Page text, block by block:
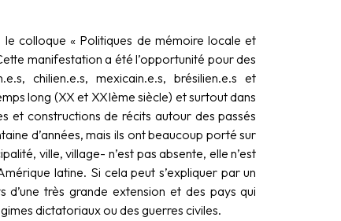
colloque « Politiques de mémoire locale et
manifestation a été l’opportunité pour des
chilien.e.s, mexicain.e.s, brésilien.e.s et
long (XX et XXIème siècle) et surtout dans
et constructions de récits autour des passés
d’années, mais ils ont beaucoup porté sur
ville, village- n’est pas absente, elle n’est
latine. Si cela peut s’expliquer par un
très grande extension et des pays qui
dictatoriaux ou des guerres civiles.